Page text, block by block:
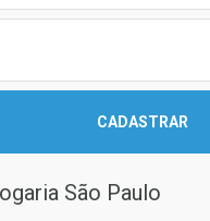
Desconto
Desconto
cada
CADASTRAR
São Paulo